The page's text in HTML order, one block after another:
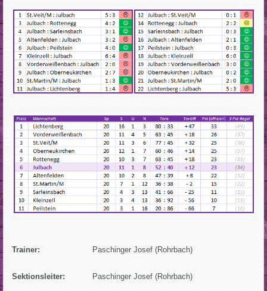
Trainer: Paschinger Josef (Rohrbach)
Sektionsleiter: Paschinger Josef (Rohrbach)